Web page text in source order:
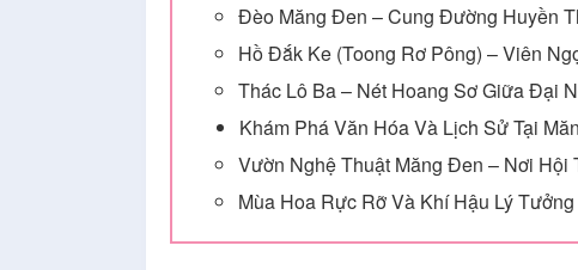
Đèo Măng Đen – Cung Đường Huyền
Hồ Đắk Ke (Toong Rơ Pông) – Viên
Thác Lô Ba – Nét Hoang Sơ Giữa Đại
Khám Phá Văn Hóa Và Lịch Sử Tại
Vườn Nghệ Thuật Măng Đen – Nơi Hội
Mùa Hoa Rực Rỡ Và Khí Hậu Lý Tưởng